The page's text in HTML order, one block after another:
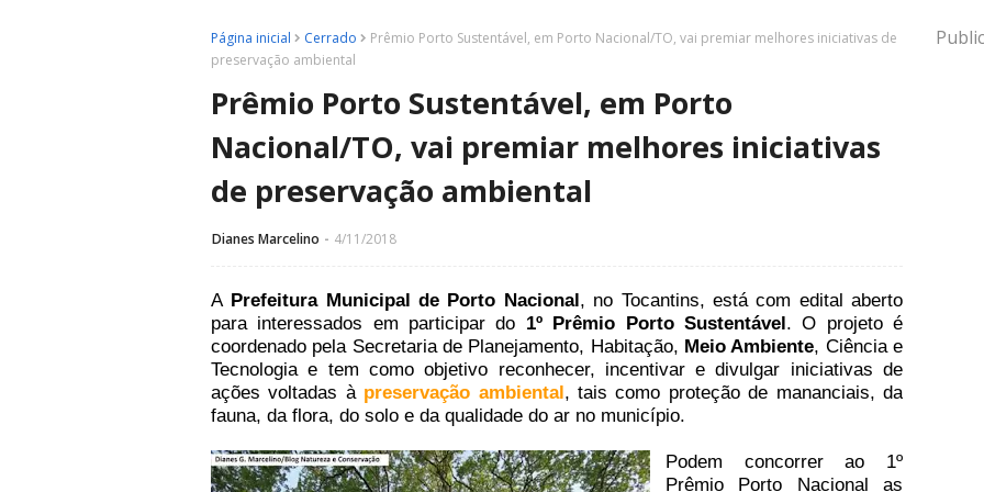
Página inicial Cerrado
Prêmio Porto Sustentável, em Porto Nacional/TO, vai premiar melhores iniciativas de
preservação ambiental
Prêmio Porto Sustentável, em Porto
Nacional/TO, vai premiar melhores iniciativas
de preservação ambiental
Dianes Marcelino 4/11/2018
A Prefeitura Municipal de Porto Nacional, no Tocantins, está com edital aberto
para interessados em participar do 1º Prêmio Porto Sustentável. O projeto é
coordenado pela Secretaria de Planejamento, Habitação, Meio Ambiente, Ciência e
Tecnologia e tem como objetivo reconhecer, incentivar e divulgar iniciativas de
ações voltadas à preservação ambiental, tais como proteção de mananciais, da
fauna, da flora, do solo e da qualidade do ar no município.
Podem concorrer ao 1º
Prêmio Porto Nacional as